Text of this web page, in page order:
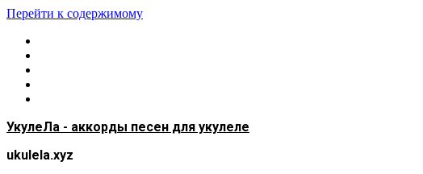
Перейти к содержимому
УкулеЛа - аккорды песен для укулеле
ukulela.xyz